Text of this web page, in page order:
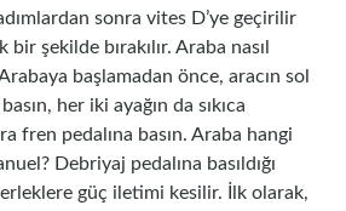
sonra vites D’ye geçirilir
şekilde bırakılır. Araba nasıl
Arabaya başlamadan önce, aracın sol
her iki ayağın da sıkıca
fren pedalına basın. Araba hangi
Debriyaj pedalına basıldığı
güç iletimi kesilir. İlk olarak,